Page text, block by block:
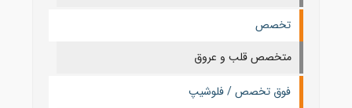
تخصص
متخصص قلب و عروق
فوق تخصص / فلوشیپ